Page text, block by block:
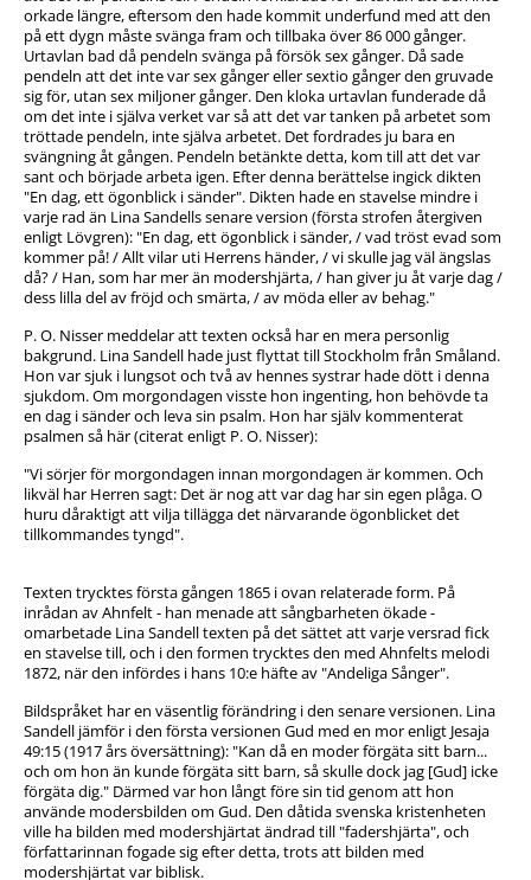
orkade längre, eftersom den hade kommit underfund med att den
på ett dygn måste svänga fram och tillbaka över 86 000 gånger.
Urtavlan bad då pendeln svänga på försök sex gånger. Då sade
pendeln att det inte var sex gånger eller sextio gånger den gruvade
sig för, utan sex miljoner gånger. Den kloka urtavlan funderade då
om det inte i själva verket var så att det var tanken på arbetet som
tröttade pendeln, inte själva arbetet. Det fordrades ju bara en
svängning åt gången. Pendeln betänkte detta, kom till att det var
sant och började arbeta igen. Efter denna berättelse ingick dikten
"En dag, ett ögonblick i sänder". Dikten hade en stavelse mindre i
varje rad än Lina Sandells senare version (första strofen återgiven
enligt Lövgren): "En dag, ett ögonblick i sänder, / vad tröst evad som
kommer på! / Allt vilar uti Herrens händer, / vi skulle jag väl ängslas
då? / Han, som har mer än modershjärta, / han giver ju åt varje dag /
dess lilla del av fröjd och smärta, / av möda eller av behag."
P. O. Nisser meddelar att texten också har en mera personlig
bakgrund. Lina Sandell hade just flyttat till Stockholm från Småland.
Hon var sjuk i lungsot och två av hennes systrar hade dött i denna
sjukdom. Om morgondagen visste hon ingenting, hon behövde ta
en dag i sänder och leva sin psalm. Hon har själv kommenterat
psalmen så här (citerat enligt P. O. Nisser):
"Vi sörjer för morgondagen innan morgondagen är kommen. Och
likväl har Herren sagt: Det är nog att var dag har sin egen plåga. O
huru dåraktigt att vilja tillägga det närvarande ögonblicket det
tillkommandes tyngd".
Texten trycktes första gången 1865 i ovan relaterade form. På
inrådan av Ahnfelt - han menade att sångbarheten ökade -
omarbetade Lina Sandell texten på det sättet att varje versrad fick
en stavelse till, och i den formen trycktes den med Ahnfelts melodi
1872, när den infördes i hans 10:e häfte av "Andeliga Sånger".
Bildspråket har en väsentlig förändring i den senare versionen. Lina
Sandell jämför i den första versionen Gud med en mor enligt Jesaja
49:15 (1917 års översättning): "Kan då en moder förgäta sitt barn...
och om hon än kunde förgäta sitt barn, så skulle dock jag [Gud] icke
förgäta dig." Därmed var hon långt före sin tid genom att hon
använde modersbilden om Gud. Den dåtida svenska kristenheten
ville ha bilden med modershjärtat ändrad till "fadershjärta", och
författarinnan fogade sig efter detta, trots att bilden med
modershjärtat var biblisk.